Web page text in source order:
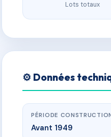
Lots totaux
⚙️ Données
PÉRIODE
Avant 1949